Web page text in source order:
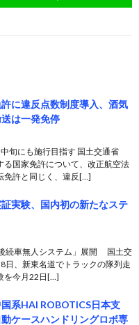
に違反点数制度導入、酒気
は一発免停
旬にも施行目指す 国土交通省
る国家免許について、改正航空法
免許と同じく、違反[…]
実験、国内初の新たなステ
続車無人システム」展開 国土交
日、新東名道でトラックの隊列走
を今月22日[…]
国系HAI ROBOTICS日本支
ケースハンドリングロボ専